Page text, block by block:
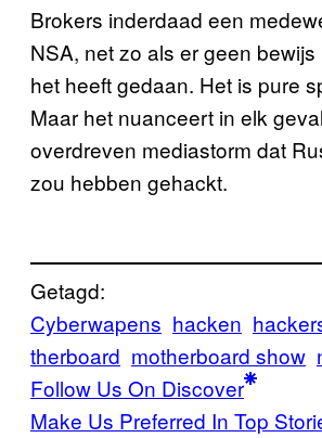
Brokers inderdaad een
NSA, net zo als er geen
het heeft gedaan. Het is pure
Maar het nuanceert in elk
overdreven mediastorm dat
zou hebben gehackt.
Getagd:
Cyberwapens hacken
therboard motherboard show
Follow Us On Discover
Make Us Preferred In Top